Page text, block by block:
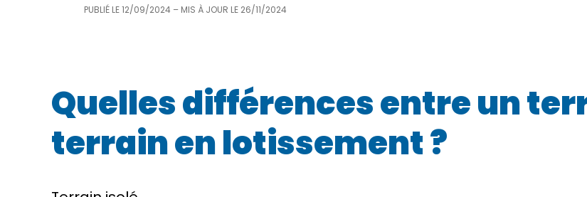
PUBLIÉ LE12/09/2024 – MIS À JOUR LE 26/11/2024
Quelles différences entre un
terrain en lotissement ?